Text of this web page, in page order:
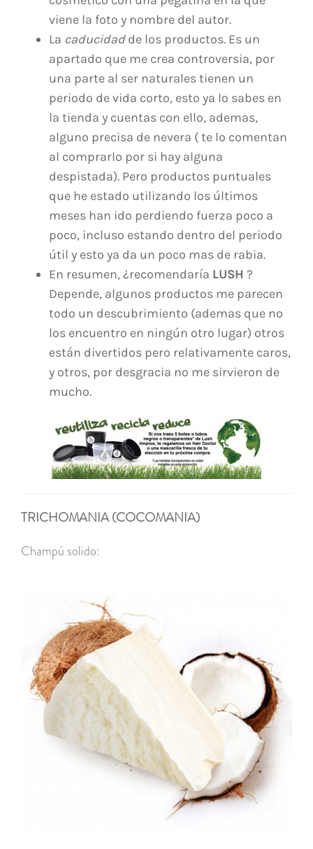
viene la foto y nombre del autor.
La caducidadde los productos. Es un
apartado que me crea controversia, por
una parte al ser naturales tienen un
periodo de vida corto, esto ya lo sabes en
la tienda y cuentas con ello, ademas,
alguno precisa de nevera ( te lo comentan
al comprarlo por si hay alguna
despistada). Pero productos puntuales
que he estado utilizando los últimos
meses han ido perdiendo fuerza poco a
poco, incluso estando dentro del periodo
útil y esto ya da un poco mas de rabia.
En resumen, ¿recomendaría LUSH ?
Depende, algunos productos me parecen
todo un descubrimiento (ademas que no
los encuentro en ningún otro lugar) otros
están divertidos pero relativamente caros,
y otros, por desgracia no me sirvieron de
mucho.
TRICHOMANIA (COCOMANIA)
Champú solido: